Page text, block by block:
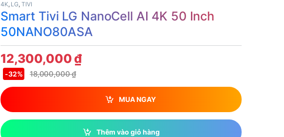
4K, LG, TIVI
Smart Tivi LG NanoCell AI 4K 50 Inch
50NANO80ASA
12,300,000 ₫
18,000,000₫
-32%
MUA NGAY
Thêm vào giỏ hàng